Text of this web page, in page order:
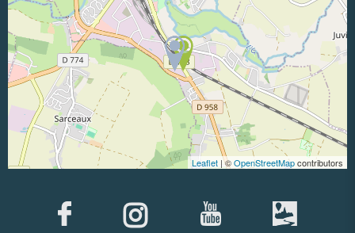
Leaflet | ©OpenStreetMapcontributors